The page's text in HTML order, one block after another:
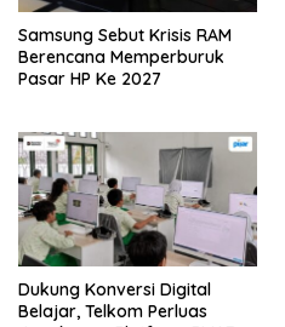
Samsung Sebut Krisis RAM
Berencana Memperburuk
Pasar HP Ke 2027
Dukung Konversi Digital
Belajar, Telkom Perluas